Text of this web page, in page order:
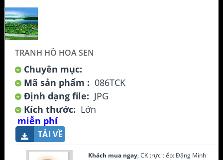
TRANH HỒ HOA SEN
Chuyên mục:
Mã sản phẩm : 086TCK
Định dạng file: JPG
Kích thước: Lớn
miễn phí
TẢI VỀ
Khách mua ngay, CK trực tiếp: Đặng Minh